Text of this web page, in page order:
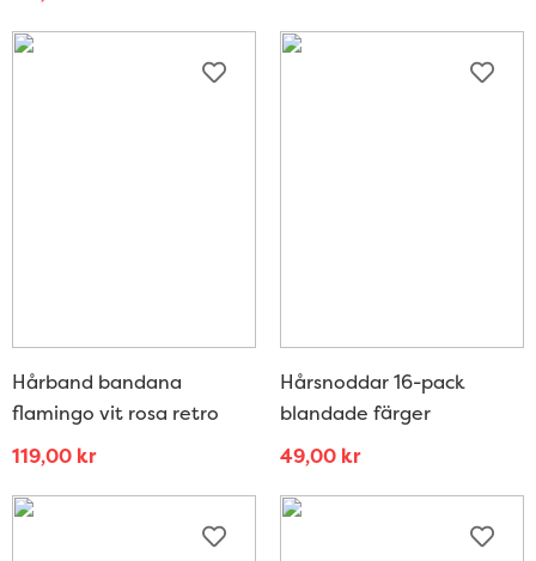
Hårband bandana
flamingo vit rosa retro
119,00 kr
Hårsnoddar 16-pack
blandade färger
49,00 kr